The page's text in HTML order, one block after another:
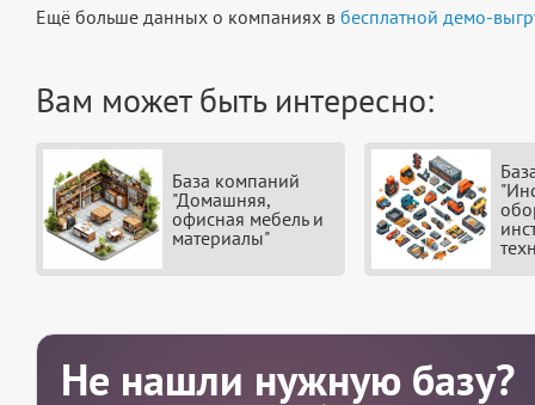
Ещё больше данных о компаниях в бесплатной демо-
Вам может быть интересно:
База компаний
"Домашняя,
офисная мебель и
материалы"
Не нашли нужную базу?